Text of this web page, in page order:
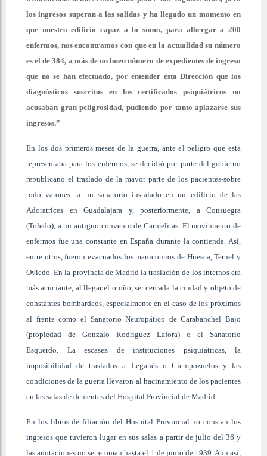
los ingresos superan a las salidas y ha llegado un momento en
que nuestro edificio capaz a lo sumo, para albergar a 200
enfermos, nos encontramos con que en la actualidad su número
es el de 384, a más de un buen número de expedientes de ingreso
que no se han efectuado, por entender esta Dirección que los
diagnósticos suscritos en los certificados psiquiátricos no
acusaban gran peligrosidad, pudiendo por tanto aplazarse sus
ingresos.”
En los dos primeros meses de la guerra, ante el peligro que esta
representaba para los enfermos, se decidió por parte del gobierno
republicano el traslado de la mayor parte de los pacientes-sobre
todo varones- a un sanatorio instalado en un edificio de las
Adoratrices en Guadalajara y, posteriormente, a Consuegra
(Toledo), a un antiguo convento de Carmelitas. El movimiento de
enfermos fue una constante en España durante la contienda. Así,
entre otros, fueron evacuados los manicomios de Huesca, Teruel y
Oviedo. En la provincia de Madrid la traslación de los internos era
más acuciante, al llegar el otoño, ser cercada la ciudad y objeto de
constantes bombardeos, especialmente en el caso de los próximos
al frente como el Sanatorio Neuropático de Carabanchel Bajo
(propiedad de Gonzalo Rodríguez Lafora) o el Sanatorio
Esquerdo. La escasez de instituciones psiquiátricas, la
imposibilidad de traslados a Leganés o Ciempozuelos y las
condiciones de la guerra llevaron al hacinamiento de los pacientes
en las salas de dementes del Hospital Provincial de Madrid.
En los libros de filiación del Hospital Provincial no constan los
ingresos que tuvieron lugar en sus salas a partir de julio del 36 y
las anotaciones no se retoman hasta el 1 de junio de 1939. Aun así,